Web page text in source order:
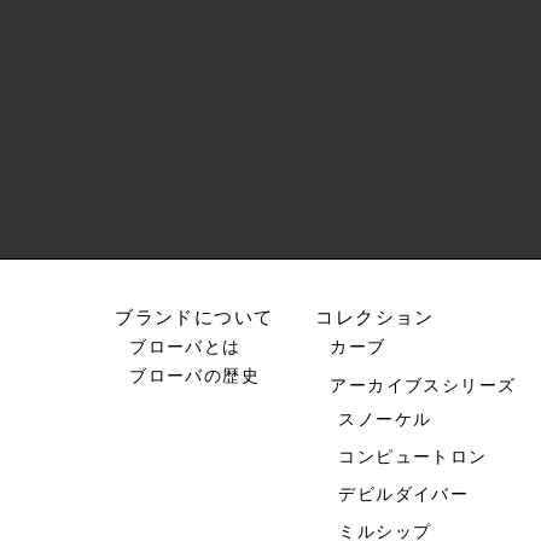
ブランドについて
ブローバとは
ブローバの歴史
コレクション
カーブ
アーカイブスシリーズ
スノーケル
コンピュートロン
デビルダイバー
ミルシップ